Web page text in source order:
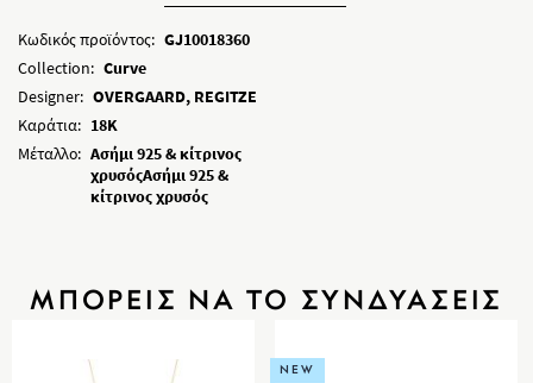
Κωδικός προϊόντος: GJ10018360
Collection: Curve
Designer: OVERGAARD, REGITZE
Καράτια: 18K
Μέταλλο: Ασήμι 925 & κίτρινος
χρυσόςΑσήμι 925 &
κίτρινος χρυσός
ΜΠΟΡΕΙΣ ΝΑ ΤΟ ΣΥΝΔΥΑΣΕΙΣ
NEW